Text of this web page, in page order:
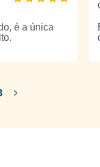
oráculos,
rapidez e
é a única